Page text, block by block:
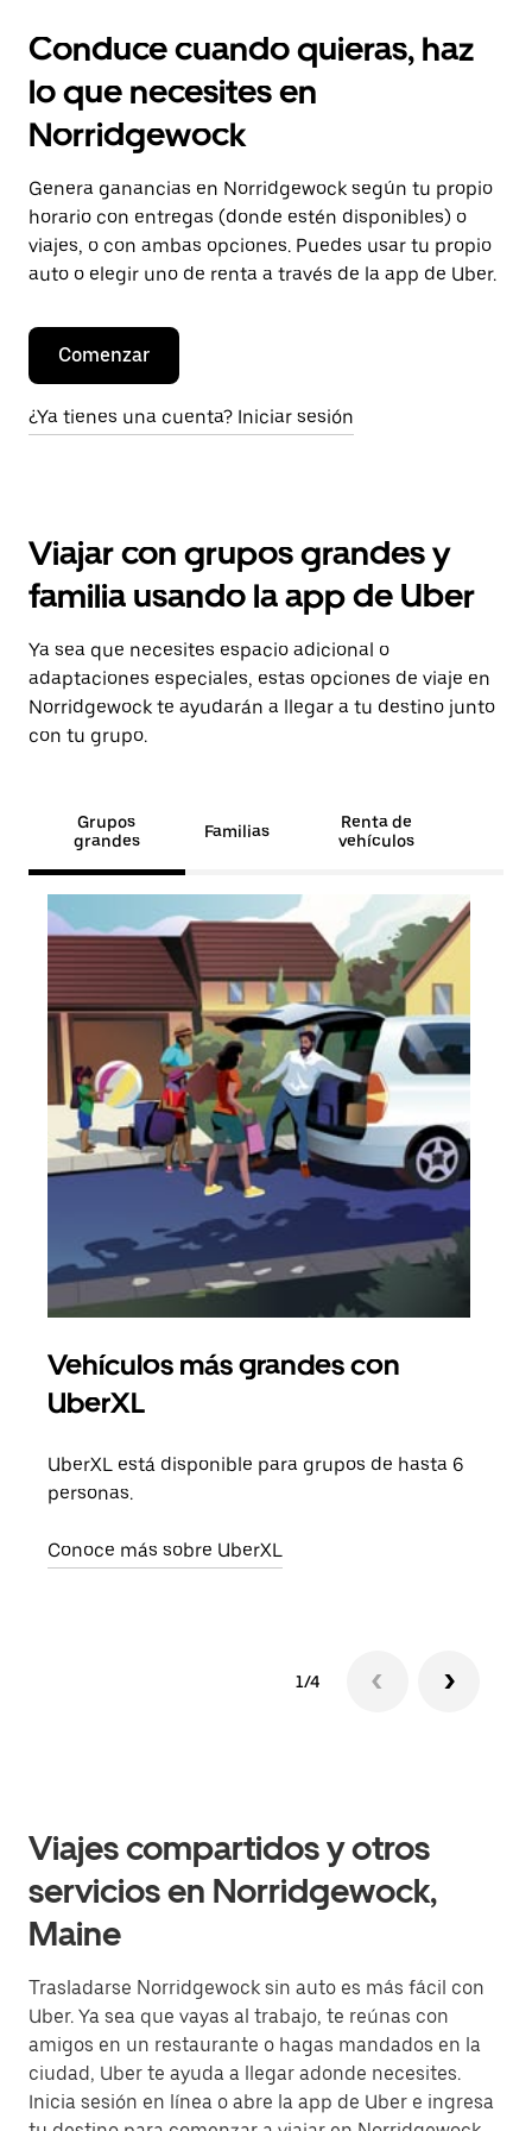
Conduce cuando quieras, haz
lo que necesites en
Norridgewock
Genera ganancias en Norridgewock según tu propio
horario con entregas (donde estén disponibles) o
viajes, o con ambas opciones. Puedes usar tu propio
auto o elegir uno de renta a través de la app de Uber.
Comenzar
¿Ya tienes una cuenta? Iniciar sesión
Viajar con grupos grandes y
familia usando la app de Uber
Ya sea que necesites espacio adicional o
adaptaciones especiales, estas opciones de viaje en
Norridgewock te ayudarán a llegar a tu destino junto
con tu grupo.
Grupos
grandes
Familias
Renta de
vehículos
Vehículos más grandes con
UberXL
UberXL está disponible para grupos de hasta 6
personas.
Conoce más sobre UberXL
1/4
Viajes compartidos y otros
servicios en Norridgewock,
Maine
Trasladarse Norridgewock sin auto es más fácil con
Uber. Ya sea que vayas al trabajo, te reúnas con
amigos en un restaurante o hagas mandados en la
ciudad, Uber te ayuda a llegar adonde necesites.
Inicia sesión en línea o abre la app de Uber e ingresa